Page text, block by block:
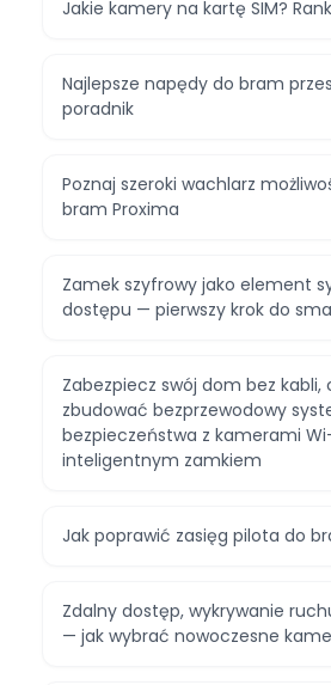
Jakie kamery na kartę SIM?
Najlepsze napędy do bram
poradnik
Poznaj szeroki wachlarz
bram Proxima
Zamek szyfrowy jako element
dostępu — pierwszy krok do
Zabezpiecz swój dom bez kabli,
zbudować bezprzewodowy
bezpieczeństwa z kamerami
inteligentnym zamkiem
Jak poprawić zasięg pilota do
Zdalny dostęp, wykrywanie
— jak wybrać nowoczesne